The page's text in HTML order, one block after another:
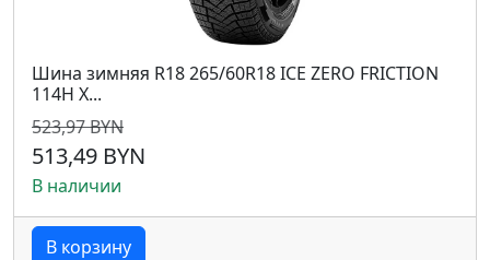
Шина зимняя R18 265/60R18 ICE ZERO FRICTION
114H X...
523,97 BYN
513,49 BYN
В наличии
В корзину